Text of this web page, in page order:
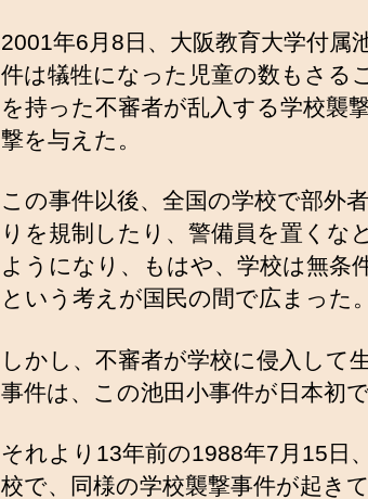
2001年6月8日、大阪教育大学付属
件は犠牲になった児童の数もさる
を持った不審者が乱入する学校襲
撃を与えた。
この事件以後、全国の学校で部外
りを規制したり、警備員を置くな
ようになり、もはや、学校は無条
という考えが国民の間で広まった。
しかし、不審者が学校に侵入して
事件は、この池田小事件が日本初で
それより13年前の1988年7月15日
校で、同様の学校襲撃事件が起き